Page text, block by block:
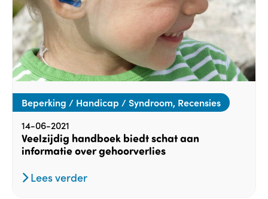
Beperking / Handicap / Syndroom, Recensies
14-06-2021
Veelzijdig handboek biedt schat aan
informatie over gehoorverlies
Lees verder